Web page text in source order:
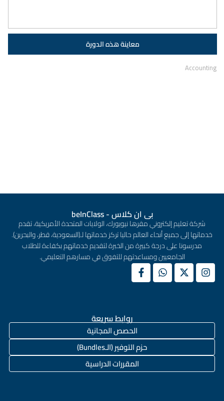
Accounting
بى ان كلاس - beInClass
شركة تعليم إلكتروني مقرها نيويورك، الولايات المتحدة الأمريكية، تقدم
خدماتها إلى جميع أنحاء العالم حاليا تركز خدماتها لـ(السعودية، قطر، والبحرين).
مدرسونا على درجة كبيرة من الخبرة لتقديم خدماتهم بكفاءة للطلاب
الجامعيين ومساعدتهم للتفوق في مسارهم التعليمي.
روابط سريعة
الحصص المجانية
حزم التوفير (الـBundles)
المقررات الدراسية